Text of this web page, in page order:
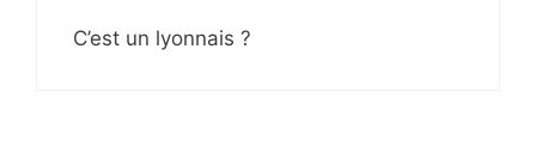
C’est un lyonnais ?